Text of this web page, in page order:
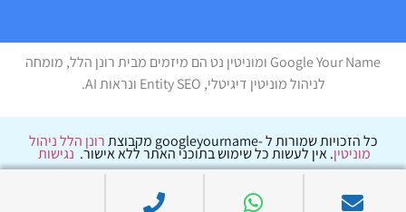
Google Your Name ומוניטין נט הם מיזמים מבית רונן הלל, מומחה
לניהול מוניטין דיגיטלי, Entity SEO ונראות AI.
כל הזכויות שמורות ל -googleyourname מקבוצת רונן הלל ניהול
מוניטין. אין לעשות כל שימוש בתוכני האתר ללא אישור. נגישות